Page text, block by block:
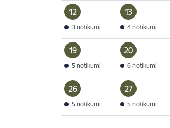
12
3 notikumi
13
4 notikumi
19
5 notikumi
20
6 notikumi
26
5 notikumi
27
5 notikumi